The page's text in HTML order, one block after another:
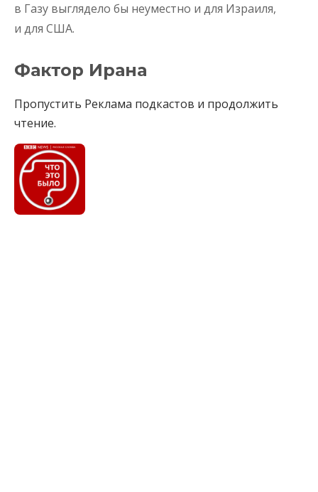
в Газу выглядело бы неуместно и для Израиля,
и для США.
Фактор Ирана
Пропустить Реклама подкастов и продолжить
чтение.